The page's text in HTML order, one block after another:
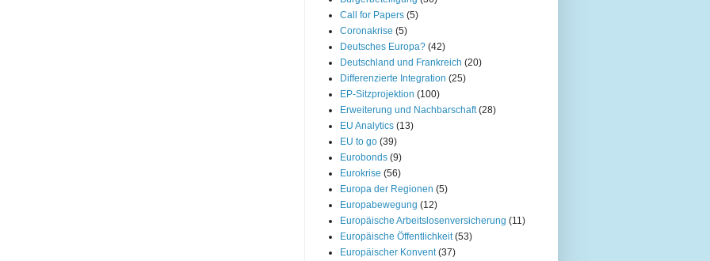
Call for Papers (5)
Coronakrise (5)
Deutsches Europa? (42)
Deutschland und Frankreich (20)
Differenzierte Integration (25)
EP-Sitzprojektion (100)
Erweiterung und Nachbarschaft (28)
EU Analytics (13)
EU to go (39)
Eurobonds (9)
Eurokrise (56)
Europa der Regionen (5)
Europabewegung (12)
Europäische Arbeitslosenversicherung (11)
Europäische Öffentlichkeit (53)
Europäischer Konvent (37)